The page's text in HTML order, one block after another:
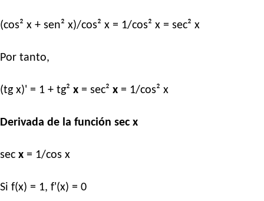
(cos² x + sen² x)/cos² x = 1/cos² x = sec² x
Por tanto,
(tg x)' = 1 + tg² x = sec² x = 1/cos² x
Derivada de la función sec x
sec x = 1/cos x
Si f(x) = 1, f'(x) = 0